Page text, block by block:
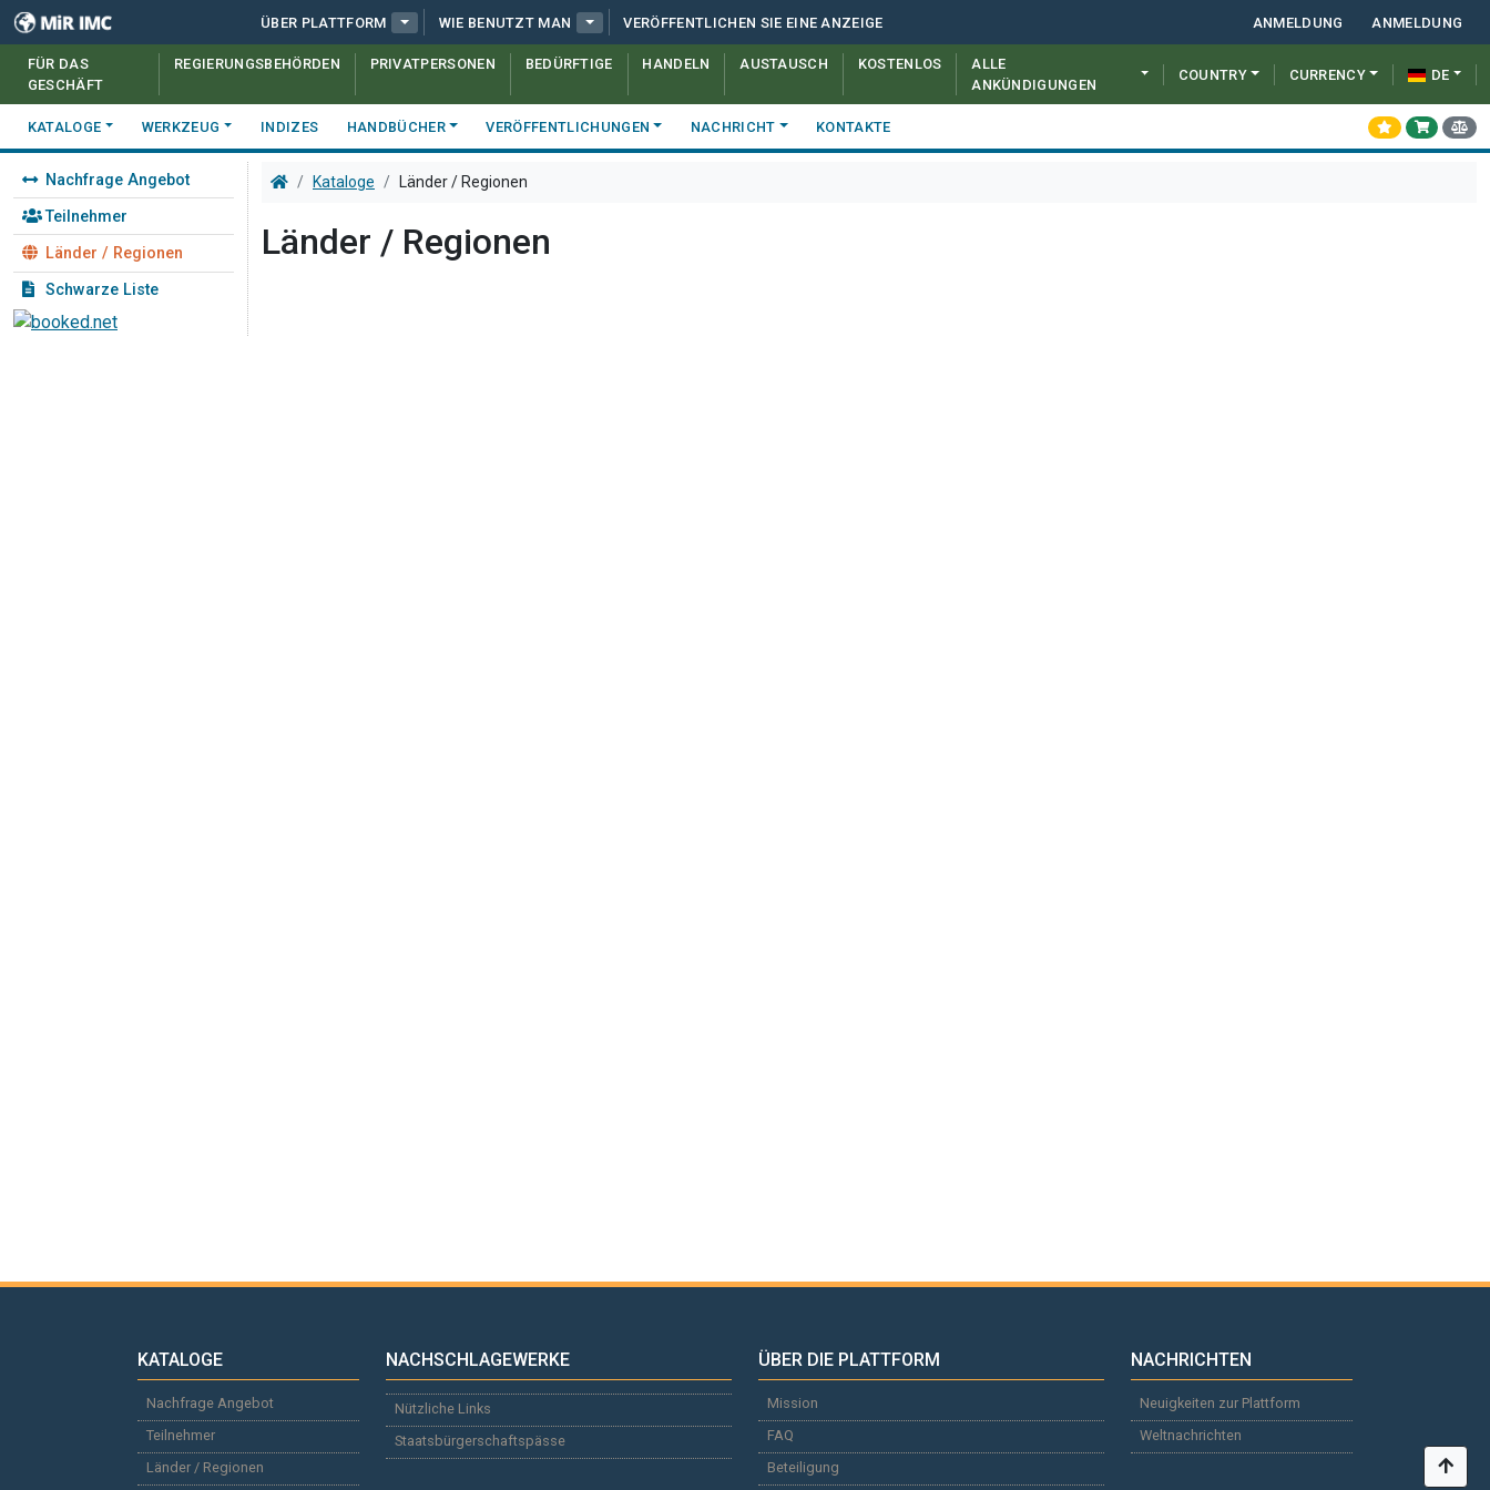
ÜBER PLATTFORM WIE BENUTZT MAN VERÖFFENTLICHEN SIE EINE ANZEIGE ANMELDUNG ANMELDUNG
FÜR DAS
GESCHÄFT
REGIERUNGSBEHÖRDEN PRIVATPERSONEN BEDÜRFTIGE HANDELN AUSTAUSCH KOSTENLOS
ALLE
ANKÜNDIGUNGEN
COUNTRY CURRENCY DE
KATALOGE WERKZEUG INDIZES HANDBÜCHER VERÖFFENTLICHUNGEN NACHRICHT KONTAKTE
Nachfrage Angebot
Teilnehmer
Länder / Regionen
Schwarze Liste
Kataloge Länder / Regionen
Länder / Regionen
KATALOGE
Nachfrage Angebot
Teilnehmer
Länder / Regionen
NACHSCHLAGEWERKE
Nützliche Links
Staatsbürgerschaftspässe
ÜBER DIE PLATTFORM
Mission
FAQ
Beteiligung
NACHRICHTEN
Neuigkeiten zur Plattform
Weltnachrichten